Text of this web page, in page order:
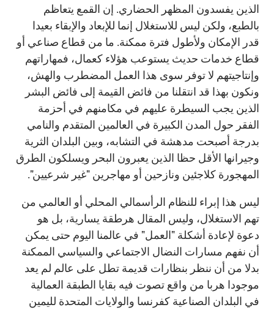
الذين يفسدون المظهر الحضاري. إن القمع يتعاظم
بالطبع، ولكن ليس للاستغلال إنما للإبعاد والإبقاء بعيدا
قدر الإمكان ولأطول فترة ممكنة. ما من قطاع صناعي أو
قطاع خدمات حديث يستوعب هؤلاء كعمال، فمهاراتهم
وإنتاجيتهم لا توفر سوى هذا العمل المضطرب والهش،
ونكون بهذا قد انتقلنا من فائض القيمة إلى فائض البشر
الذين يجب السيطرة عليهم في مكامنهم في أحزمة
الفقر حول المدن الكبيرة في العالمين المتقدم والنامي
بدرجة أصبحت مدهشة في التشابه، وبين البلدان الثرية
وجيرانها الأقل حظا الذين يعبرون البحر ويسلكون الطرق
المهجورة كلاجئين ونازحين أو مهاجرين "غير شرعيين".
ليس هذا إبراء للنظام الرأسمالي المحلي أو العالمي من
تهم الاستغلال، وليس المقال هرطقة يسارية، بل هو
دعوة لإعادة أشكلة "العمل" في عالمنا اليوم حتى يمكن
أن نفهم مسارات النضال الاجتماعي والسياسي الممكنة
بدلا من أن ننظر بنظارات قديمة تطل على عالم لم يعد
موجودا هربا من واقع تصوت فيه بقايا الطبقة العمالية
في البلدان الصناعية كفرنسا والولايات المتحدة لليمين